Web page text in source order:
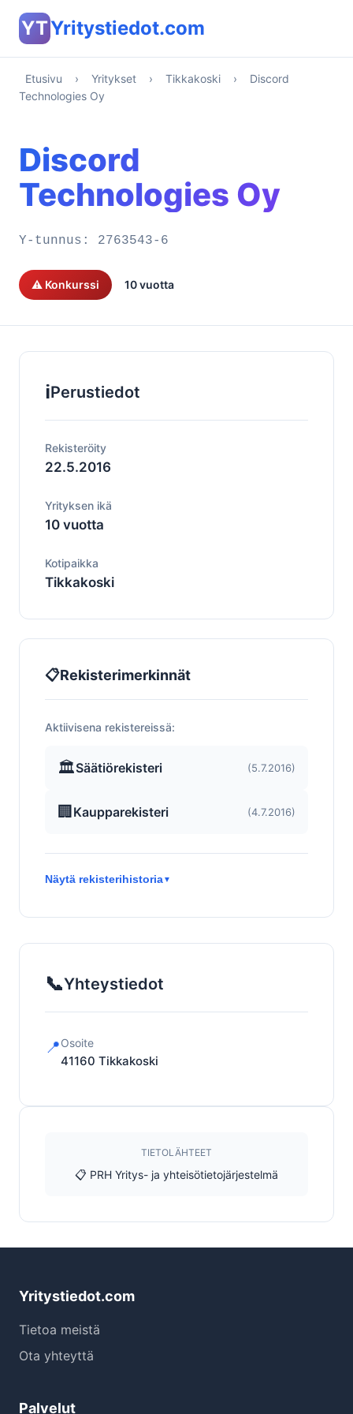
YTYritystiedot.com
Etusivu › Yritykset › Tikkakoski ›
Discord
Technologies Oy
Discord
Technologies Oy
Y-tunnus: 2763543-6
⚠️ Konkurssi 10 vuotta
ℹ️Perustiedot
Rekisteröity
22.5.2016
Yrityksen ikä
10 vuotta
Kotipaikka
Tikkakoski
📋Rekisterimerkinnät
Aktiivisena rekistereissä:
🏛️Säätiörekisteri (5.7.2016)
🏢 Kaupparekisteri (4.7.2016)
Näytä rekisterihistoria▼
📞Yhteystiedot
📍Osoite
41160 Tikkakoski
TIETOLÄHTEET
📋 PRH Yritys- ja yhteisötietojärjestelmä
Yritystiedot.com
Tietoa meistä
Ota yhteyttä
Palvelut